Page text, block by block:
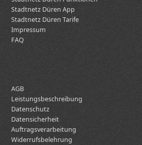
Stadtnetz Düren App
Stadtnetz Düren Tarife
Impressum
FAQ
AGB
Leistungsbeschreibung
Datenschutz
Datensicherheit
Auftragsverarbeitung
Widerrufsbelehrung